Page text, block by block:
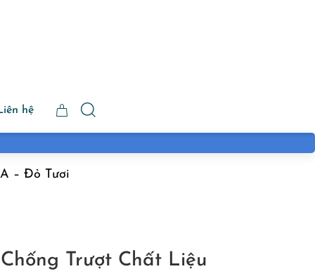
hệ
– Đỏ Tươi
Trượt Chất Liệu